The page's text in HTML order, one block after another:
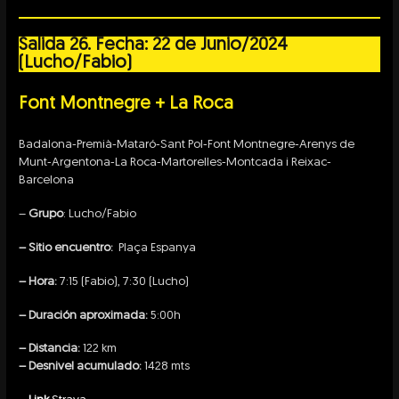
Salida 26. Fecha: 22 de Junio/2024
(Lucho/Fabio)
Font Montnegre + La Roca
Badalona-Premià-Mataró-Sant Pol-Font Montnegre-Arenys de
Munt-Argentona-La Roca-Martorelles-Montcada i Reixac-
Barcelona
–Grupo: Lucho/Fabio
– Sitio encuentro: Plaça Espanya
– Hora: 7:15 (Fabio), 7:30 (Lucho)
– Duración aproximada:5:00h
– Distancia: 122 km
– Desnivel acumulado:1428 mts